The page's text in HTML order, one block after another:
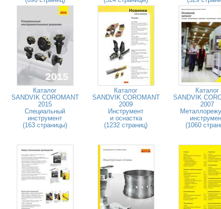
Каталог
SANDVIK COROMANT
2015
Специальный
инструмент
(163 страницы)
Каталог
SANDVIK COROMANT
2009
Инструмент
и оснастка
(1232 страниц)
Каталог
SANDVIK
2007
(1060